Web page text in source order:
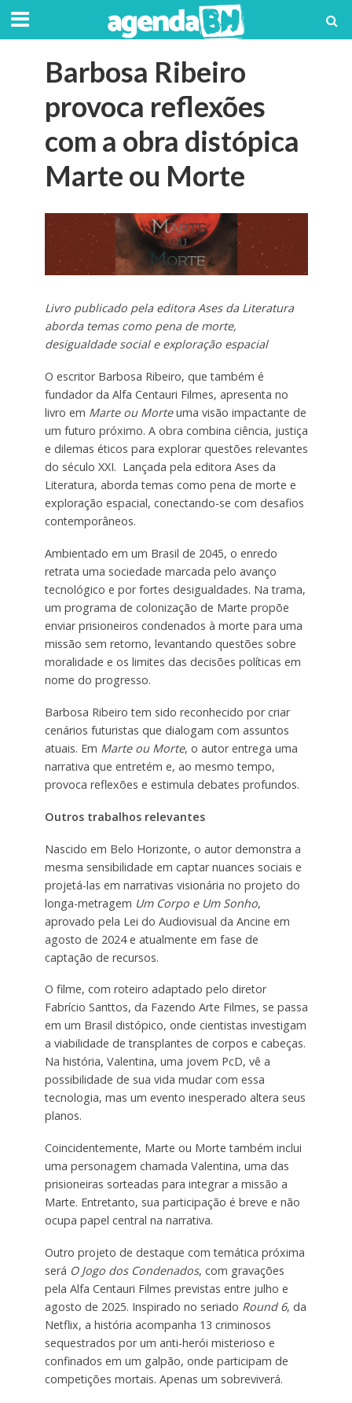
Barbosa Ribeiro
provoca reflexões
com a obra distópica
Marte ou Morte
Livro publicado pela editora Ases da Literatura
aborda temas como pena de morte,
desigualdade social e exploração espacial
O escritor Barbosa Ribeiro, que também é
fundador da Alfa Centauri Filmes, apresenta no
livro em Marte ou Morteuma visão impactante de
um futuro próximo. A obra combina ciência, justiça
e dilemas éticos para explorar questões relevantes
do século XXI. Lançada pela editora Ases da
Literatura, aborda temas como pena de morte e
exploração espacial, conectando-se com desafios
contemporâneos.
Ambientado em um Brasil de 2045, o enredo
retrata uma sociedade marcada pelo avanço
tecnológico e por fortes desigualdades. Na trama,
um programa de colonização de Marte propõe
enviar prisioneiros condenados à morte para uma
missão sem retorno, levantando questões sobre
moralidade e os limites das decisões políticas em
nome do progresso.
Barbosa Ribeiro tem sido reconhecido por criar
cenários futuristas que dialogam com assuntos
atuais. Em Marte ou Morte, o autor entrega uma
narrativa que entretém e, ao mesmo tempo,
provoca reflexões e estimula debates profundos.
Outros trabalhos relevantes
Nascido em Belo Horizonte, o autor demonstra a
mesma sensibilidade em captar nuances sociais e
projetá-las em narrativas visionária no projeto do
longa-metragem Um Corpo e Um Sonho,
aprovado pela Lei do Audiovisual da Ancine em
agosto de 2024 e atualmente em fase de
captação de recursos.
O filme, com roteiro adaptado pelo diretor
Fabrício Santtos, da Fazendo Arte Filmes, se passa
em um Brasil distópico, onde cientistas investigam
a viabilidade de transplantes de corpos e cabeças.
Na história, Valentina, uma jovem PcD, vê a
possibilidade de sua vida mudar com essa
tecnologia, mas um evento inesperado altera seus
planos.
Coincidentemente, Marte ou Morte também inclui
uma personagem chamada Valentina, uma das
prisioneiras sorteadas para integrar a missão a
Marte. Entretanto, sua participação é breve e não
ocupa papel central na narrativa.
Outro projeto de destaque com temática próxima
será O Jogo dos Condenados, com gravações
pela Alfa Centauri Filmes previstas entre julho e
agosto de 2025. Inspirado no seriado Round 6, da
Netflix, a história acompanha 13 criminosos
sequestrados por um anti-herói misterioso e
confinados em um galpão, onde participam de
competições mortais. Apenas um sobreviverá.